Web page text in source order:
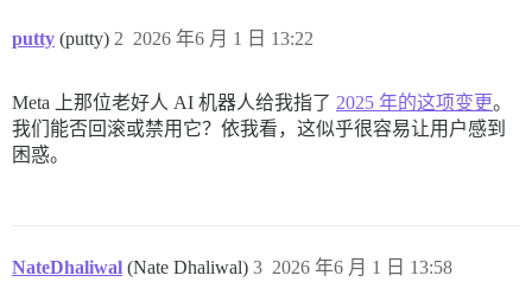
putty (putty) 2026 年6 月 1 日 13:22
2
Meta 上那位老好人 AI 机器人给我指了 2025 年的这项变更。
我们能否回滚或禁用它？依我看，这似乎很容易让用户感到
困惑。
NateDhaliwal (Nate Dhaliwal) 2026 年6 月 1 日 13:58
3